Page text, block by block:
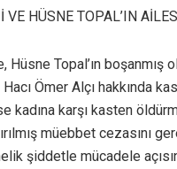
HÜSNE TOPAL’IN
Topal’ın boşanmış
Ömer Alçı hakkında
karşı kasten
müebbet cezasını
şiddetle mücadele